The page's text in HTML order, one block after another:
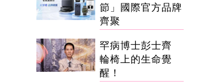
節」國際官方品牌
齊聚
罕病博士彭士齊
輪椅上的生命覺
醒！